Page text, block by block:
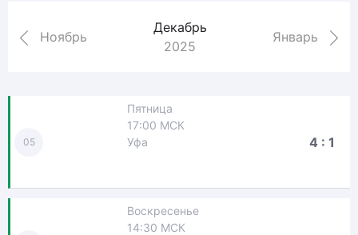
Ноябрь
Декабрь
2025
Январь
05
Пятница
17:00 МСК
Уфа
4 : 1
Воскресенье
14:30 МСК